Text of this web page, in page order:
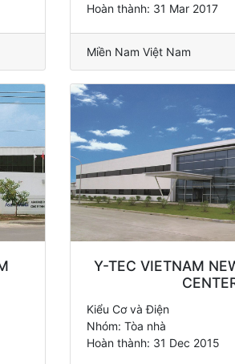
Hoàn thành: 31 Mar 2017
Miền Nam Việt Nam
Y-TEC VIETNAM
Kiểu Cơ và Điện
Nhóm: Tòa nhà
Hoàn thành: 31 Dec 2015